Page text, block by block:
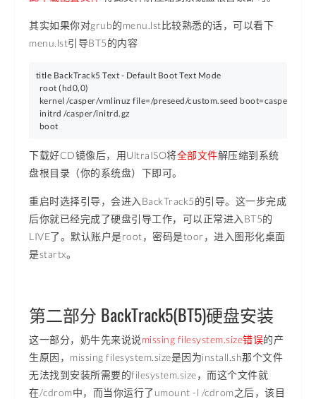
其实如果你对grub的menu.lst比较熟悉的话，可以看下
menu.lst引导BT5的内容
title BackTrack5 Text - Default Boot Text Mode
  root (hd0,0)
kernel /casper/vmlinuz file=/preseed/custom.seed boot=casper text
  initrd /casper/initrd.gz
下载好CD镜像后，用UltraISO将全部文件解压缩到系统
盘根目录（你的系统盘）下即可。
重启时选择引导，会进入BackTrack5的引导。这一步完成
后你就已经完成了硬盘引导工作，可以正常进入BT5的
LIVE了。默认账户是root，密码是toor，进入图形化桌面
是startx。
第二部分 BackTrack5(BT5)硬盘安装
这一部分，奶牛先来说说missing filesystem.size错误的产
生原因，missing filesystem.size是因为install.sh那个文件
无法找到安装所需要的filesystem.size，而这个文件就
在/cdrom中，而当你运行了umount -l /cdrom之后，该目